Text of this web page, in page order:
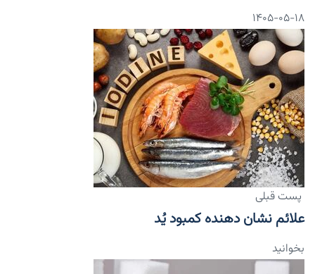
۱۴۰۵-۰۵-۱۸
پست قبلی
علائم نشان دهنده کمبود یُد
بخوانید